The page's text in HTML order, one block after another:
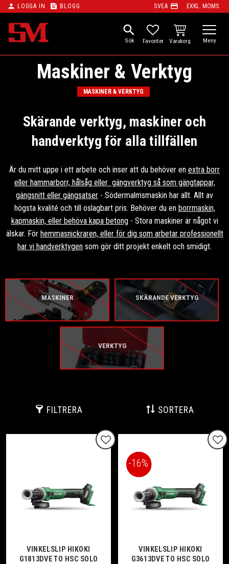
Meny
person LOGGA IN feed BLOGG SVEA payment EXKL. MOMS
search
FAVORITER
KUNDVAGN
Maskiner & Verktyg
MASKINER & VERKTYG
Skärande verktyg, maskiner och
handverktyg för alla tillfällen
Är du mitt uppe i ett arbete och inser att du behöver en extra borr
eller hammarborr, hålsåg eller gängverktyg så som gängtappar,
gängsnitt eller gängsatser - Södermalmsmaskin har allt. Allt av
högsta kvalité och till oslagbart pris. Behöver du en borrmaskin,
kapmaskin, eller behöva kapa betong- Stora maskiner är något vi
älskar. För hemmasnickraren, eller för dig som arbetar professionellt
har vi handverktygen som gör ditt projekt enkelt och smidigt.
MASKINER SKÄRANDE VERKTYG
VERKTYG
FILTRERA SORTERA
VINKELSLIP HIKOKI
G1813DVE TO HSC SOLO
Lägg till i favoriter
VINKELSLIP HIKOKI
G3613DVE TO HSC SOLO
16%